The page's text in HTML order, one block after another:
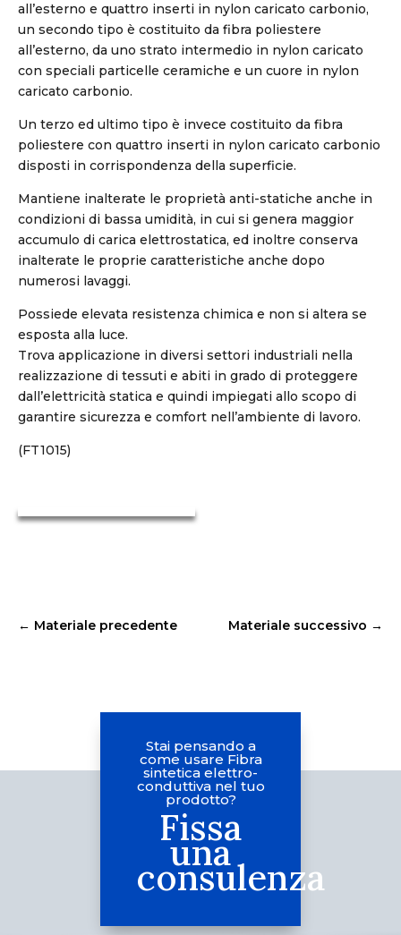
all’esterno e quattro inserti in nylon caricato carbonio,
un secondo tipo è costituito da fibra poliestere
all’esterno, da uno strato intermedio in nylon caricato
con speciali particelle ceramiche e un cuore in nylon
caricato carbonio.
Un terzo ed ultimo tipo è invece costituito da fibra
poliestere con quattro inserti in nylon caricato carbonio
disposti in corrispondenza della superficie.
Mantiene inalterate le proprietà anti-statiche anche in
condizioni di bassa umidità, in cui si genera maggior
accumulo di carica elettrostatica, ed inoltre conserva
inalterate le proprie caratteristiche anche dopo
numerosi lavaggi.
Possiede elevata resistenza chimica e non si altera se
esposta alla luce.
Trova applicazione in diversi settori industriali nella
realizzazione di tessuti e abiti in grado di proteggere
dall’elettricità statica e quindi impiegati allo scopo di
garantire sicurezza e comfort nell’ambiente di lavoro.
(FT1015)
← Materiale precedente Materiale successivo →
Stai pensando a
come usare Fibra
sintetica elettro-
conduttiva nel tuo
prodotto?
Fissa
una
consulenza